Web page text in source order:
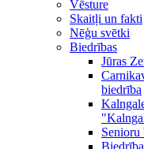
Vēsture
Skaitļi un fakti
Nēģu svētki
Biedrības
Jūras
biedrība
Senioru